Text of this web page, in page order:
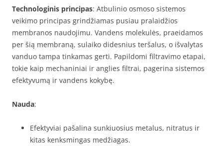
Technologinis principas: Atbulinio osmoso sistemos
veikimo principas grindžiamas pusiau pralaidžios
membranos naudojimu. Vandens molekulės, praeidamos
per šią membraną, sulaiko didesnius teršalus, o išvalytas
vanduo tampa tinkamas gerti. Papildomi filtravimo etapai,
tokie kaip mechaniniai ir anglies filtrai, pagerina sistemos
efektyvumą ir vandens kokybę.
Nauda:
Efektyviai pašalina sunkiuosius metalus, nitratus ir
kitas kenksmingas medžiagas.